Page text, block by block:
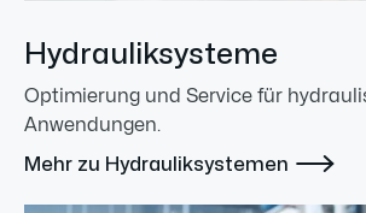
Hydrauliksysteme
Optimierung und Service für
Anwendungen.
Mehr zu Hydrauliksystemen 